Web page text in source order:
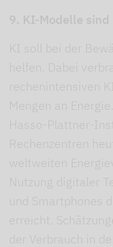
9. KI-Modelle
KI soll bei der
helfen. Dabei
rechenintensiven
Mengen an
Hasso-Plattner-
Rechenzentren
weltweiten
Nutzung digitaler
und Smartphones
erreicht.
der Verbrauch in